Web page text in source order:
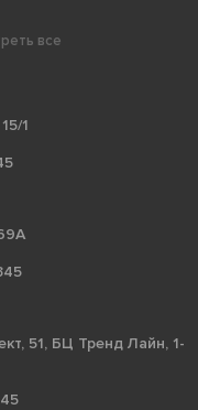
все
1
51, БЦ Тренд Лайн, 1-